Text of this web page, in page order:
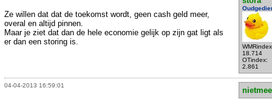
18.714
OTindex:
2.861
Ze willen dat dat de toekomst wordt, geen cash geld meer,
overal en altijd pinnen.
Maar je ziet dat dan de hele economie gelijk op zijn gat ligt als
er dan een storing is.
04-04-2013 16:59:01